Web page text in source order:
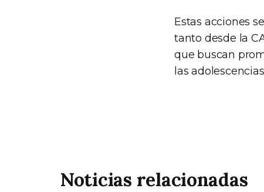
Estas acciones
tanto desde la
que buscan
las
Noticias relacionadas